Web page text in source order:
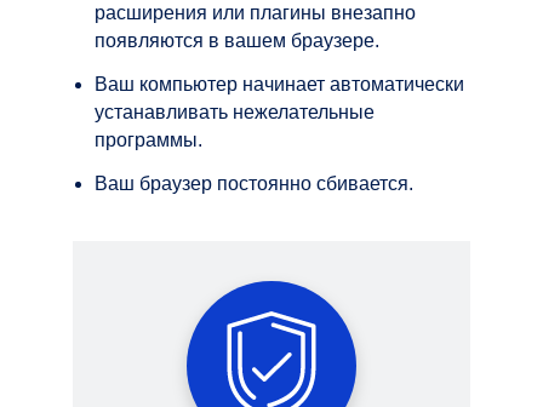
расширения или плагины внезапно
появляются в вашем браузере.
Ваш компьютер начинает автоматически
устанавливать нежелательные
программы.
Ваш браузер постоянно сбивается.